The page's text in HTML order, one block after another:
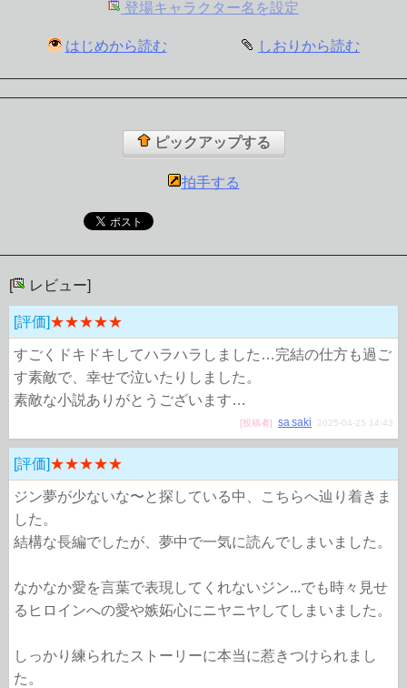
登場キャラクター名を設定
はじめから読む しおりから読む
ピックアップする
拍手する
[ レビュー]
[評価]★★★★★
すごくドキドキしてハラハラしました…完結の仕方も過ご
す素敵で、幸せで泣いたりしました。
素敵な小説ありがとうございます…
[投稿者] sa saki 2025-04-25 14:43
[評価]★★★★★
ジン夢が少ないな〜と探している中、こちらへ辿り着きま
した。
結構な長編でしたが、夢中で一気に読んでしまいました。
なかなか愛を言葉で表現してくれないジン...でも時々見せ
るヒロインへの愛や嫉妬心にニヤニヤしてしまいました。
しっかり練られたストーリーに本当に惹きつけられまし
た。